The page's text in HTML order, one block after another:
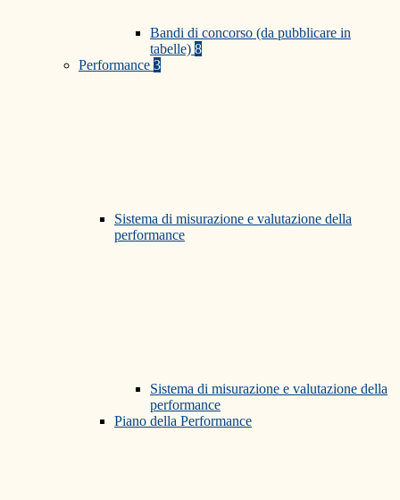
Bandi di concorso (da pubblicare in
tabelle) 8
Performance 3
Sistema di misurazione e valutazione della
performance
Sistema di misurazione e valutazione della
performance
Piano della Performance